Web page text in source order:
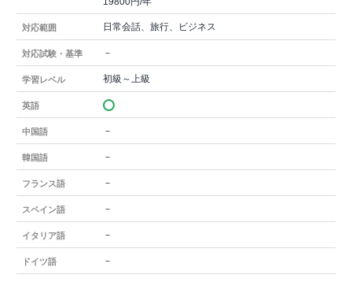
対応範囲 日常会話、旅行、ビジネス
対応試験・基準 －
学習レベル 初級～上級
英語
中国語 －
韓国語 －
フランス語 －
スペイン語 －
イタリア語 －
ドイツ語 －